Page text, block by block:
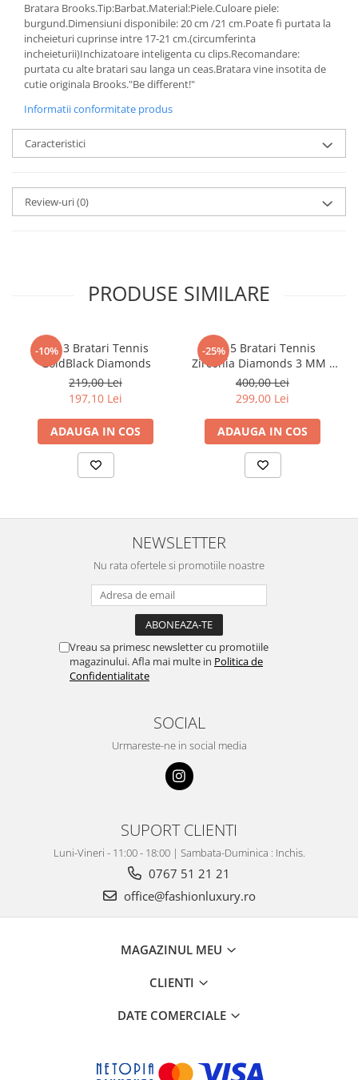
Bratara Brooks.Tip:Barbat.Material:Piele.Culoare piele:
burgund.Dimensiuni disponibile: 20 cm /21 cm.Poate fi purtata la
incheieturi cuprinse intre 17-21 cm.(circumferinta
incheieturii)Inchizatoare inteligenta cu clips.Recomandare:
purtata cu alte bratari sau langa un ceas.Bratara vine insotita de
cutie originala Brooks."Be different!"
Informatii conformitate produs
Caracteristici
Review-uri(0)
PRODUSE SIMILARE
-10%
Set 3 Bratari Tennis
GoldBlack Diamonds
219,00 Lei
197,10 Lei
ADAUGA IN COS
-25%
Set 5 Bratari Tennis
Zirconia Diamonds 3 MM /
19.5 CM
400,00 Lei
299,00 Lei
ADAUGA IN COS
NEWSLETTER
Nu rata ofertele si promotiile noastre
Vreau sa primesc newsletter cu promotiile
magazinului. Afla mai multe in Politica de
Confidentialitate
SOCIAL
Urmareste-ne in social media
SUPORT CLIENTI
Luni-Vineri - 11:00 - 18:00 | Sambata-Duminica : Inchis.
0767 51 21 21
office@fashionluxury.ro
MAGAZINUL MEU
CLIENTI
DATE COMERCIALE